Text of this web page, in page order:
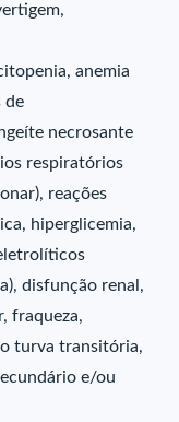
anemia
de
necrosante
respiratórios
reações
hiperglicemia,
disfunção renal,
fraqueza,
turva transitória,
e/ou